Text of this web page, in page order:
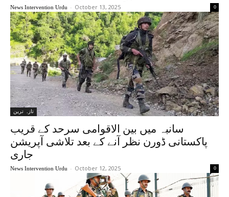
News Intervention Urdu - October 13, 2025 0
تازہ ترین
سانبہ میں بین الاقوامی سرحد کے قریب
پاکستانی ڈورن نظر آنے کے بعد تلاشی آپریشن
جاری
News Intervention Urdu - October 12, 2025 0